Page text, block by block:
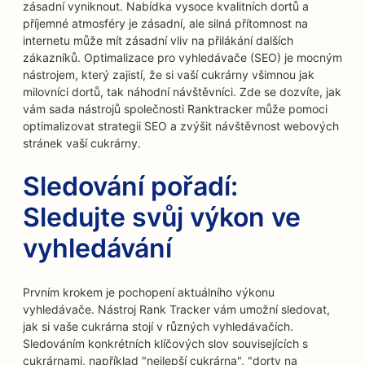
zásadní vyniknout. Nabídka vysoce kvalitních dortů a
příjemné atmosféry je zásadní, ale silná přítomnost na
internetu může mít zásadní vliv na přilákání dalších
zákazníků. Optimalizace pro vyhledávače (SEO) je mocným
nástrojem, který zajistí, že si vaší cukrárny všimnou jak
milovníci dortů, tak náhodní návštěvníci. Zde se dozvíte, jak
vám sada nástrojů společnosti Ranktracker může pomoci
optimalizovat strategii SEO a zvýšit návštěvnost webových
stránek vaší cukrárny.
Sledování pořadí:
Sledujte svůj výkon ve
vyhledávání
Prvním krokem je pochopení aktuálního výkonu
vyhledávače. Nástroj Rank Tracker vám umožní sledovat,
jak si vaše cukrárna stojí v různých vyhledávačích.
Sledováním konkrétních klíčových slov souvisejících s
cukrárnami, například "nejlepší cukrárna", "dorty na